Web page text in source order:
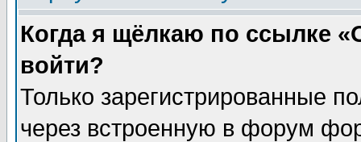
Когда я щёлкаю по ссылке
войти?
Только зарегистрированные
через встроенную в форум